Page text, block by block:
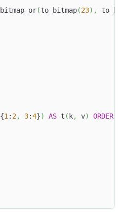
bitmap_or(to_bitmap(23) ,
{1 : 2, 3:4}) AS t ( k, v) ORDER